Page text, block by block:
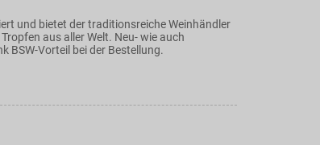
und bietet der traditionsreiche Weinhändler
aus aller Welt. Neu- wie auch
BSW-Vorteil bei der Bestellung.